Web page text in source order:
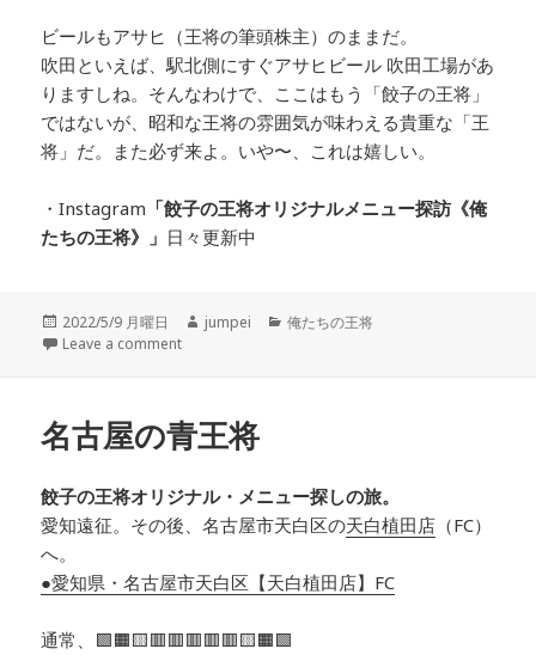
ビールもアサヒ（王将の筆頭株主）のままだ。
吹田といえば、駅北側にすぐアサヒビール 吹田工場があ
りますしね。そんなわけで、ここはもう「餃子の王将」
ではないが、昭和な王将の雰囲気が味わえる貴重な「王
将」だ。また必ず来よ。いや〜、これは嬉しい。
・Instagram 「餃子の王将オリジナルメニュー探訪 《俺
たちの王将》」 日々更新中
投
稿
2022/5/9 月曜日
作
jumpei
カ
俺たちの王将
Leave a comment
名古屋の青王将
餃子の王将オリジナル・メニュー探しの旅。
愛知遠征。その後、名古屋市天白区の天白植田店 （FC）
へ。
●愛知県・名古屋市天白区【天白植田店】FC
通常、🟩🟧🟨🟥🟥🟥🟥🟥🟨🟧🟩